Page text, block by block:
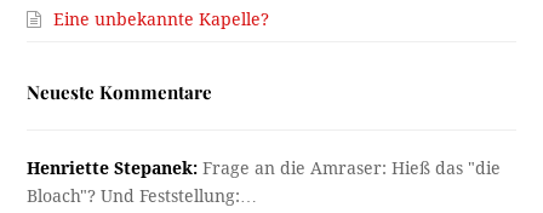
Eine unbekannte Kapelle?
Neueste Kommentare
Henriette Stepanek: Frage an die Amraser: Hieß das "die
Bloach"? Und Feststellung:…